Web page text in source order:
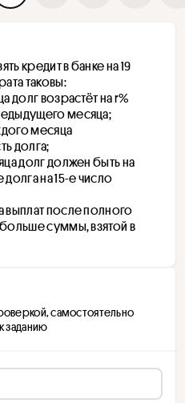
кредит в банке на 19
таковы:
долг возрастёт на r%
месяца;
месяца
долга;
долг должен быть на
на 15-е число
выплат после полного
суммы, взятой в
самостоятельно
заданию